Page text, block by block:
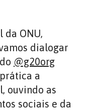
da ONU,
dialogar
@g20org
a
ouvindo as
sociais e da